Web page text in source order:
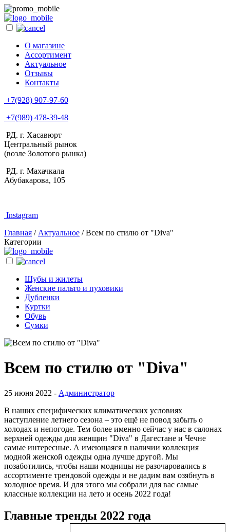
О магазине
Ассортимент
Актуальное
Отзывы
Контакты
+7(928) 907-97-60
+7(989) 478-39-48
РД. г. Хасавюрт
Центральный рынок
(возле Золотого рынка)
РД. г. Махачкала
Абубакарова, 105
Instagram
Главная / Актуальное /Всем по стилю от "Diva"
Категории
Шубы и жилеты
Женские пальто и пуховики
Дубленки
Куртки
Обувь
Сумки
Всем по стилю от "Diva"
25 июня 2022 - Администратор
В наших специфических климатических условиях
наступление летнего сезона – это ещё не повод забыть о
холодах и непогоде. Тем более именно сейчас у нас в салонах
верхней одежды для женщин "Diva" в Дагестане и Чечне
самые интересные. А имеющаяся в наличии коллекция
модной женской одежды одна лучше другой. Мы
позаботились, чтобы наши модницы не разочаровались в
ассортименте трендовой одежды и не дадим вам озябнуть в
холодное время. И для этого мы собрали для вас самые
классные коллекции на лето и осень 2022 года!
Главные тренды 2022 года